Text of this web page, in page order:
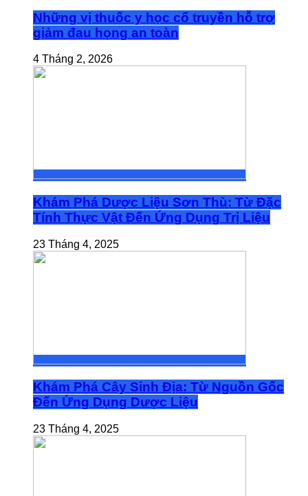
Những vị thuốc y học cổ truyền hỗ trợ
giảm đau họng an toàn
4 Tháng 2, 2026
Khám Phá Dược Liệu Sơn Thù: Từ Đặc
Tính Thực Vật Đến Ứng Dụng Trị Liệu
23 Tháng 4, 2025
Khám Phá Cây Sinh Địa: Từ Nguồn Gốc
Đến Ứng Dụng Dược Liệu
23 Tháng 4, 2025